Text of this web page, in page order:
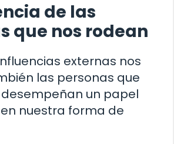
de las
que nos rodean
externas nos
las personas que
un papel
nuestra forma de